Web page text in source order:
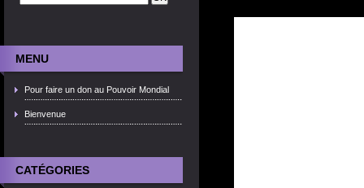
MENU
Pour faire un don au Pouvoir Mondial
Bienvenue
CATÉGORIES